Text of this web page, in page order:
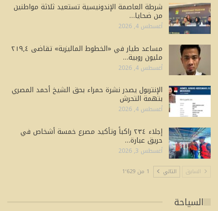
شرطة العاصمة الإندونيسية تستعيد ثلاثة مواطنين
من ضحايا…
أغسطس 4, 2026
مساعد طيار في «الخطوط الماليزية» تقاضى ٢١٩٫٤
مليون روبية…
أغسطس 4, 2026
الإنتربول يصدر نشرة حمراء بحق الشيخ أحمد المصري
بتهمة التحرش
أغسطس 4, 2026
إجلاء ٢٣٤ راكباً وتأكيد مصرع خمسة أشخاص في
حريق عبارة…
أغسطس 3, 2026
السابق التالي 1 من 1٬629
السياحة